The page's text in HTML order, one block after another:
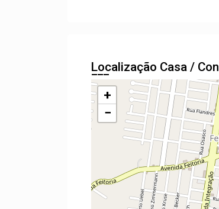
Localização Casa /
+
−